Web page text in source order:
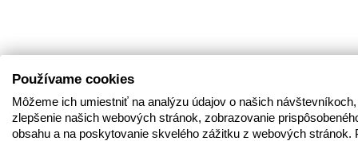
Používame cookies
Môžeme ich umiestniť na analýzu údajov o našich
zlepšenie našich webových stránok, zobrazovanie
obsahu a na poskytovanie skvelého zážitku z webových stránok.